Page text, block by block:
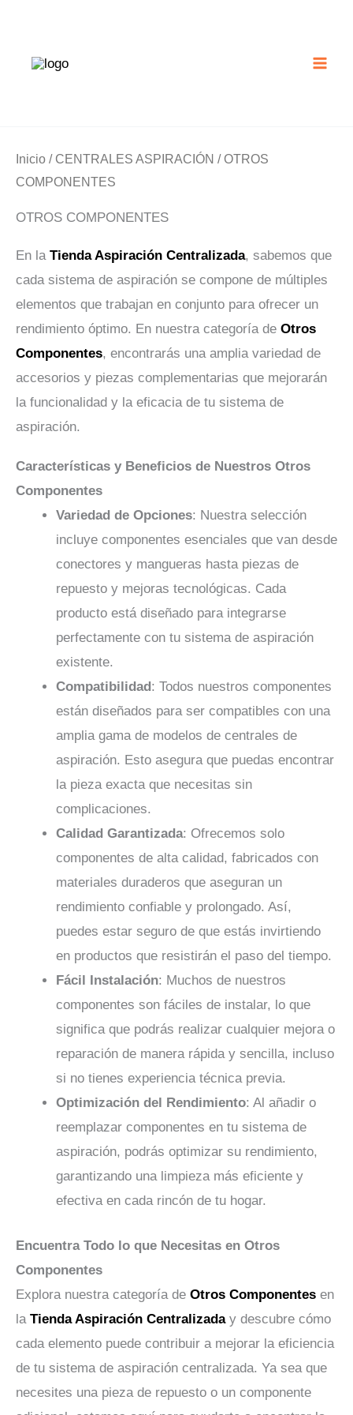
contenido
Inicio / CENTRALES ASPIRACIÓN / OTROS
COMPONENTES
OTROS COMPONENTES
En la Tienda Aspiración Centralizada, sabemos que
cada sistema de aspiración se compone de múltiples
elementos que trabajan en conjunto para ofrecer un
rendimiento óptimo. En nuestra categoría de Otros
Componentes, encontrarás una amplia variedad de
accesorios y piezas complementarias que mejorarán
la funcionalidad y la eficacia de tu sistema de
aspiración.
Características y Beneficios de Nuestros Otros
Componentes
Variedad de Opciones: Nuestra selección
incluye componentes esenciales que van desde
conectores y mangueras hasta piezas de
repuesto y mejoras tecnológicas. Cada
producto está diseñado para integrarse
perfectamente con tu sistema de aspiración
existente.
Compatibilidad : Todos nuestros componentes
están diseñados para ser compatibles con una
amplia gama de modelos de centrales de
aspiración. Esto asegura que puedas encontrar
la pieza exacta que necesitas sin
complicaciones.
Calidad Garantizada: Ofrecemos solo
componentes de alta calidad, fabricados con
materiales duraderos que aseguran un
rendimiento confiable y prolongado. Así,
puedes estar seguro de que estás invirtiendo
en productos que resistirán el paso del tiempo.
Fácil Instalación: Muchos de nuestros
componentes son fáciles de instalar, lo que
significa que podrás realizar cualquier mejora o
reparación de manera rápida y sencilla, incluso
si no tienes experiencia técnica previa.
Optimización del Rendimiento: Al añadir o
reemplazar componentes en tu sistema de
aspiración, podrás optimizar su rendimiento,
garantizando una limpieza más eficiente y
efectiva en cada rincón de tu hogar.
Encuentra Todo lo que Necesitas en Otros
Componentes
Explora nuestra categoría de Otros Componentes en
la Tienda Aspiración Centralizaday descubre cómo
cada elemento puede contribuir a mejorar la eficiencia
de tu sistema de aspiración centralizada. Ya sea que
necesites una pieza de repuesto o un componente